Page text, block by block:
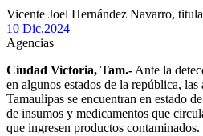
Vicente Joel Hernández Navarro,
10 Dic,2024
Agencias
Ciudad Victoria, Tam.- Ante la
en algunos estados de la república, las
Tamaulipas se encuentran en estado
de insumos y medicamentos que
que ingresen productos contaminados.